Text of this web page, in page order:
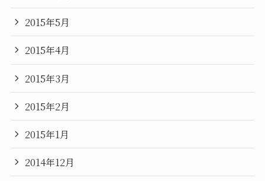
2015年5月
2015年4月
2015年3月
2015年2月
2015年1月
2014年12月